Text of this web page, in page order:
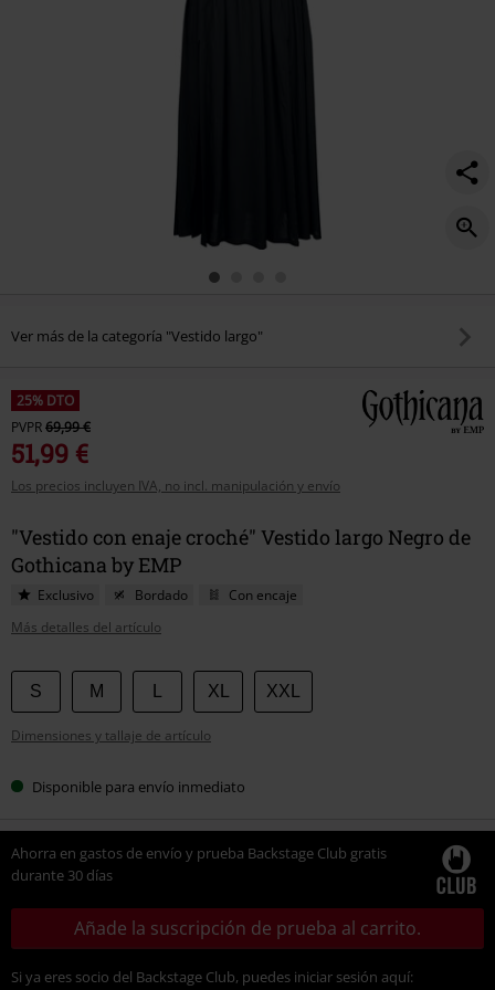
Ver más de la categoría "Vestido largo"
25% DTO
PVPR69,99 €
51,99 €
Los precios incluyen IVA, no incl. manipulación y envío
"Vestido con enaje croché" Vestido largo Negro de
Gothicana by EMP
Exclusivo Bordado
Con encaje
Más detalles del artículo
Elige
tu
talla
S M XL XXL
Dimensiones y tallaje de artículo
Disponible para envío inmediato
Ahorra en gastos de envío y prueba Backstage Club gratis
durante 30 días
Añade la suscripción de prueba al carrito.
Si ya eres socio del Backstage Club, puedes iniciar sesión aquí: